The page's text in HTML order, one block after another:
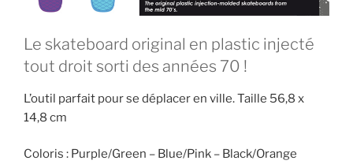
Le skateboard original en plastic injecté
tout droit sorti des années 70 !
L’outil parfait pour se déplacer en ville. Taille 56,8 x
14,8 cm
Coloris : Purple/Green – Blue/Pink – Black/Orange